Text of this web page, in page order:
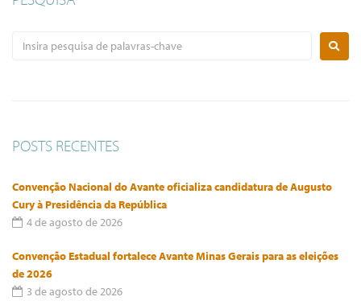
POSTS RECENTES
Convenção Nacional do Avante oficializa candidatura de Augusto
Cury à Presidência da República
4 de agosto de 2026
Convenção Estadual fortalece Avante Minas Gerais para as eleições
de 2026
3 de agosto de 2026